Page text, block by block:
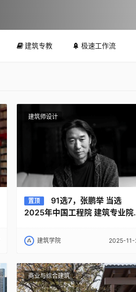
建筑专教 极速工作流
建筑师设计
置顶
91选7，张鹏举 当选
2025年中国工程院 建筑专业院
建筑学院 2025-11-
商业与综合建筑